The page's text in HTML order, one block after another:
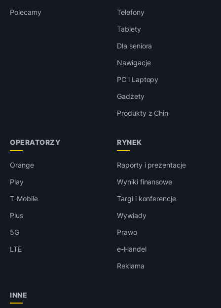
Polecamy
Telefony
Tablety
Dla seniora
Nawigacje
PC i Laptopy
Gadżety
Produkty z Chin
OPERATORZY
Orange
Play
T-Mobile
Plus
5G
LTE
RYNEK
Raporty i prezentacje
Wyniki finansowe
Targi i konferencje
Wywiady
Prawo
e-Handel
Reklama
INNE